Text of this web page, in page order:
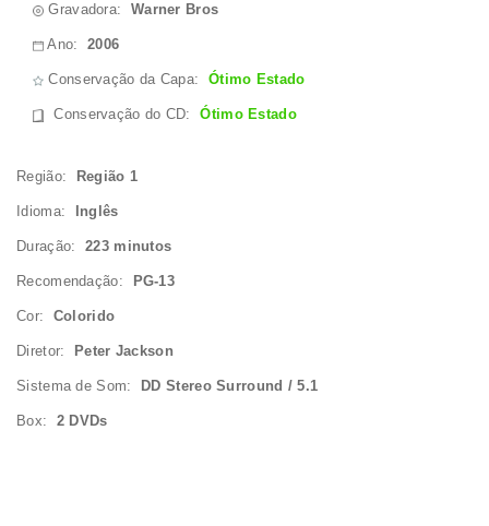
Gravadora: Warner Bros
Ano:2006
Conservação da Capa: Ótimo Estado
Conservação do CD:Ótimo Estado
Região: Região 1
Idioma: Inglês
Duração: 223 minutos
Recomendação: PG-13
Cor: Colorido
Diretor: Peter Jackson
Sistema de Som: DD Stereo Surround / 5.1
Box: 2 DVDs